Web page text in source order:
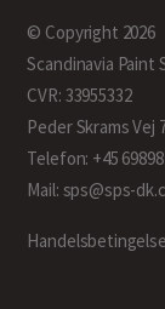
© Copyright 2026
Scandinavia Paint
CVR: 33955332
Peder Skrams Vej
Telefon: +45
Mail: sps@sps-